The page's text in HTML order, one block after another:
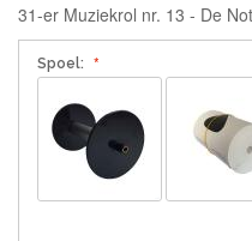
31-er Muziekrol nr. 13 - De
Spoel: